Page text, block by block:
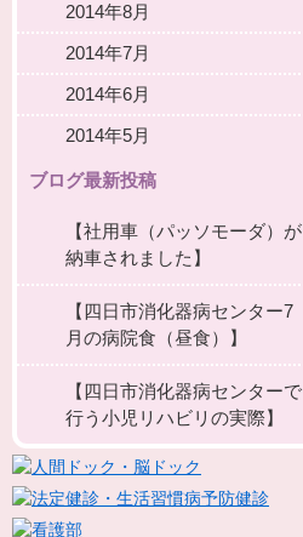
2014年8月
2014年7月
2014年6月
2014年5月
ブログ最新投稿
【社用車（パッソモーダ）が
納車されました】
【四日市消化器病センター7
月の病院食（昼食）】
【四日市消化器病センターで
行う小児リハビリの実際】